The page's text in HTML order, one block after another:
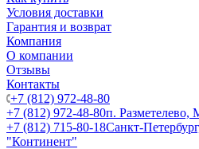
Условия доставки
Гарантия и возврат
Компания
О компании
Отзывы
Контакты
+7 (812) 972-48-80
+7 (812) 972-48-80п. Разметелево,
+7 (812) 715-80-18Санкт-
"Континент"